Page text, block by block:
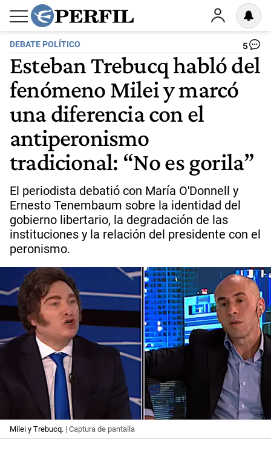
DEBATE POLÍTICO 5
Esteban Trebucq habló del
fenómeno Milei y marcó
una diferencia con el
antiperonismo
tradicional: “No es gorila”
El periodista debatió con María O'Donnell y
Ernesto Tenembaum sobre la identidad del
gobierno libertario, la degradación de las
instituciones y la relación del presidente con el
peronismo.
Milei y Trebucq. | Captura de pantalla